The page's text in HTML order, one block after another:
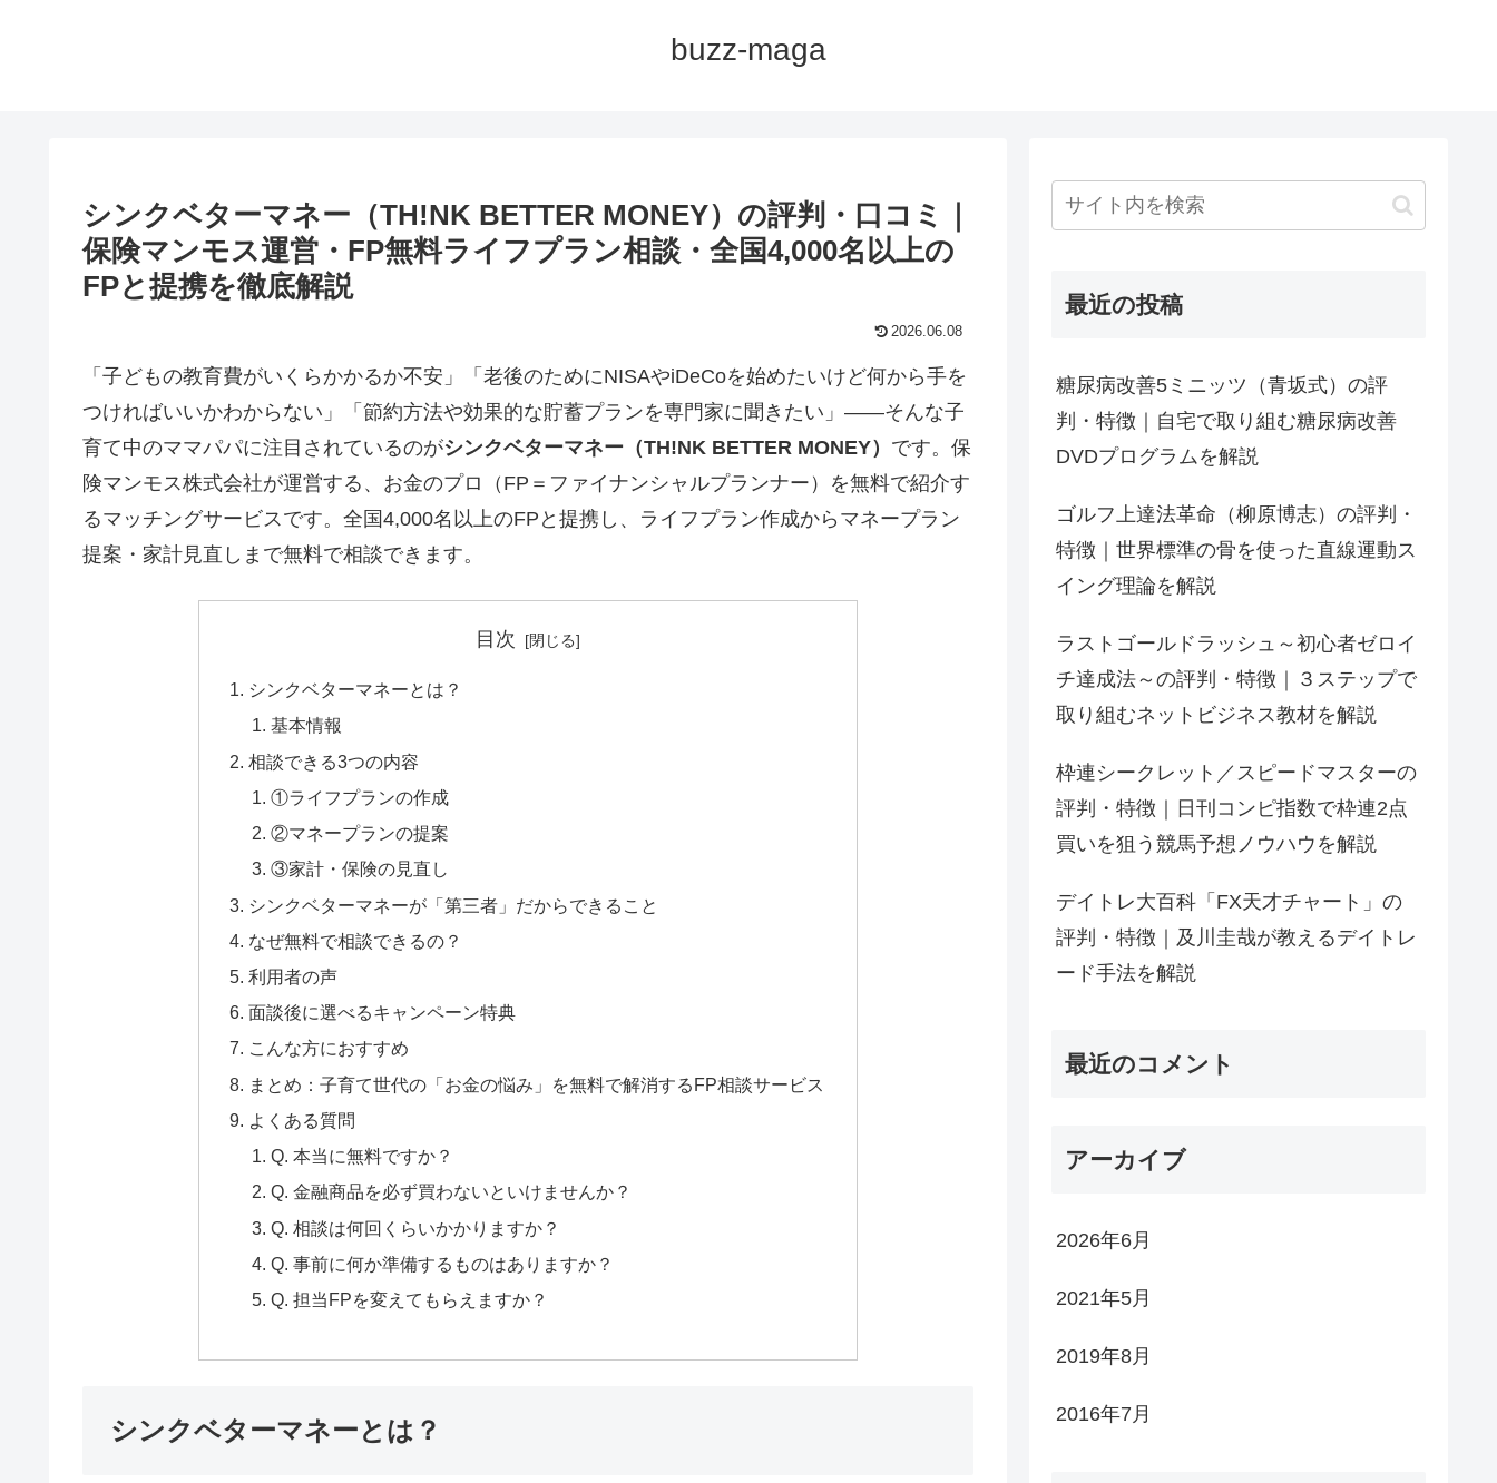
buzz-maga
シンクベターマネー（TH!NK BETTER MONEY）の評判・口コミ｜
保険マンモス運営・FP無料ライフプラン相談・全国4,000名以上の
FPと提携を徹底解説
2026.06.08
「子どもの教育費がいくらかかるか不安」「老後のためにNISAやiDeCoを始めたいけど何から手を
つければいいかわからない」「節約方法や効果的な貯蓄プランを専門家に聞きたい」――そんな子
育て中のママパパに注目されているのがシンクベターマネー（TH!NK BETTER MONEY） です。保
険マンモス株式会社が運営する、お金のプロ（FP＝ファイナンシャルプランナー）を無料で紹介す
るマッチングサービスです。全国4,000名以上のFPと提携し、ライフプラン作成からマネープラン
提案・家計見直しまで無料で相談できます。
目次
シンクベターマネーとは？
基本情報
相談できる3つの内容
①ライフプランの作成
②マネープランの提案
③家計・保険の見直し
シンクベターマネーが「第三者」だからできること
なぜ無料で相談できるの？
利用者の声
面談後に選べるキャンペーン特典
こんな方におすすめ
まとめ：子育て世代の「お金の悩み」を無料で解消するFP相談サービス
よくある質問
Q. 本当に無料ですか？
Q. 金融商品を必ず買わないといけませんか？
Q. 相談は何回くらいかかりますか？
Q. 事前に何か準備するものはありますか？
Q. 担当FPを変えてもらえますか？
シンクベターマネーとは？
最近の投稿
糖尿病改善5ミニッツ（青坂式）の評
判・特徴｜自宅で取り組む糖尿病改善
DVDプログラムを解説
ゴルフ上達法革命（柳原博志）の評判・
特徴｜世界標準の骨を使った直線運動ス
イング理論を解説
ラストゴールドラッシュ～初心者ゼロイ
チ達成法～の評判・特徴｜３ステップで
取り組むネットビジネス教材を解説
枠連シークレット／スピードマスターの
評判・特徴｜日刊コンピ指数で枠連2点
買いを狙う競馬予想ノウハウを解説
デイトレ大百科「FX天才チャート」の
評判・特徴｜及川圭哉が教えるデイトレ
ード手法を解説
最近のコメント
アーカイブ
2026年6月
2021年5月
2019年8月
2016年7月